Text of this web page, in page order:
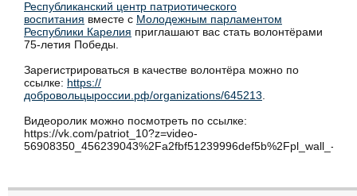
Республиканский центр патриотического
воспитания вместе с Молодежным парламентом
Республики Карелия приглашают вас стать волонтёрами
75-летия Победы.
Зарегистрироваться в качестве волонтёра можно по
ссылке: https://
добровольцыроссии.рф/organizations/645213.
Видеоролик можно посмотреть по ссылке:
https://vk.com/patriot_10?z=video-
56908350_456239043%2Fa2fbf51239996def5b%2Fpl_wall_-